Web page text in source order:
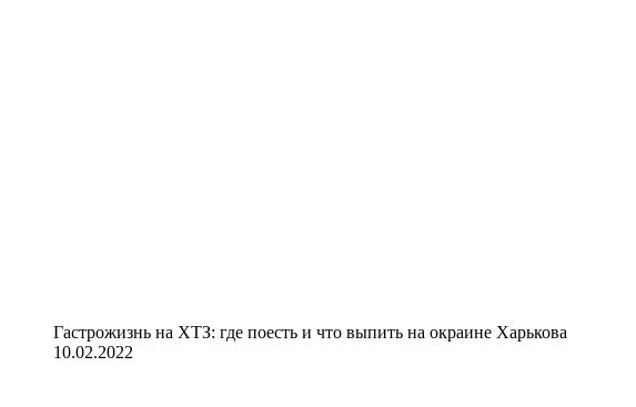
Гастрожизнь на ХТЗ: где поесть и что выпить на окраине Харькова
10.02.2022